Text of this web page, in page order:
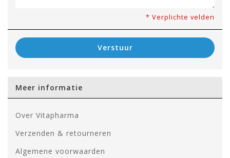
* Verplichte velden
Verstuur
Meer informatie
Over Vitapharma
Verzenden & retourneren
Algemene voorwaarden